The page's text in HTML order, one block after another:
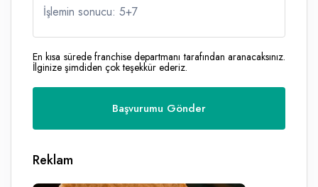
İşlemin sonucu: 5+7
En kısa sürede franchise departmanı tarafından aranacaksınız.
İlginize şimdiden çok teşekkür ederiz.
Reklam